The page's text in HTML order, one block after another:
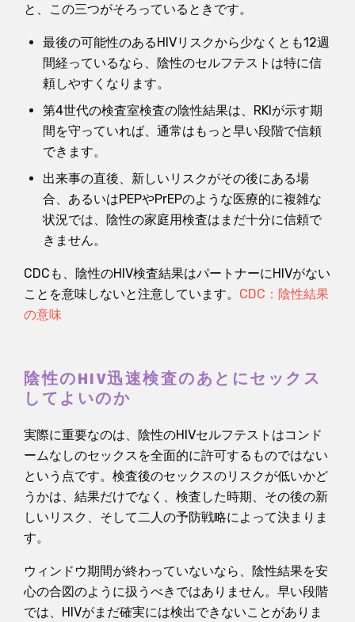
と、この三つがそろっているときです。
最後の可能性のあるHIVリスクから少なくとも12週
間経っているなら、陰性のセルフテストは特に信
頼しやすくなります。
第4世代の検査室検査の陰性結果は、RKIが示す期
間を守っていれば、通常はもっと早い段階で信頼
できます。
出来事の直後、新しいリスクがその後にある場
合、あるいはPEPやPrEPのような医療的に複雑な
状況では、陰性の家庭用検査はまだ十分に信頼で
きません。
CDCも、陰性のHIV検査結果はパートナーにHIVがない
ことを意味しないと注意しています。 CDC：陰性結果
の意味
陰性のHIV迅速検査のあとにセックス
してよいのか
実際に重要なのは、陰性のHIVセルフテストはコンド
ームなしのセックスを全面的に許可するものではない
という点です。検査後のセックスのリスクが低いかど
うかは、結果だけでなく、検査した時期、その後の新
しいリスク、そして二人の予防戦略によって決まりま
す。
ウィンドウ期間が終わっていないなら、陰性結果を安
心の合図のように扱うべきではありません。早い段階
では、HIVがまだ確実には検出できないことがありま